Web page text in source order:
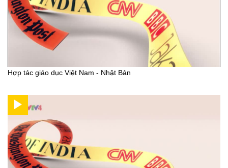
Hợp tác giáo dục Việt Nam - Nhật Bản